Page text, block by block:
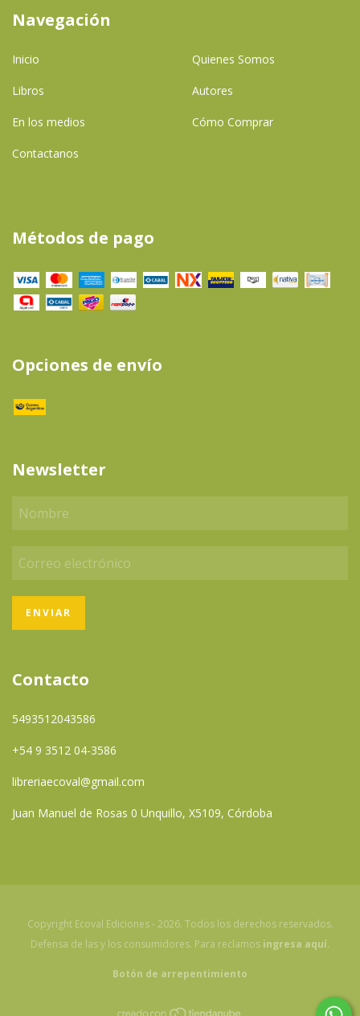
Navegación
Inicio Quienes Somos
Libros Autores
En los medios Cómo Comprar
Contactanos
Métodos de pago
Opciones de envío
Newsletter
Contacto
5493512043586
+54 9 3512 04-3586
libreriaecoval@gmail.com
Juan Manuel de Rosas 0 Unquillo, X5109, Córdoba
Copyright Ecoval Ediciones - 2026. Todos los derechos reservados.
Defensa de las y los consumidores. Para reclamos ingresa aquí.
Botón de arrepentimiento